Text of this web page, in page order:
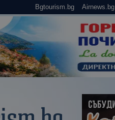
Bgtourism.bg Airnews.bg